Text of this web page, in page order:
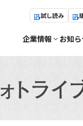
試し読み
企業情報 お知